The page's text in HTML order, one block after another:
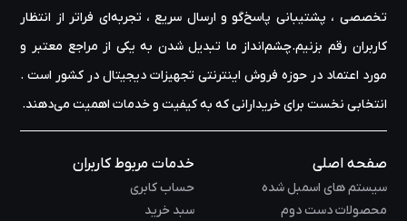
تخصصی ، پشتیبانی پاسخ‌گو و ارسال سریع ، تجربه‌ای فراتر از انتظار
کاربران رقم بزنیم.چشم‌انداز ما تبدیل شدن به یکی از مراجع معتبر و
مورد اعتماد در حوزه‌ فروش اینترنتی تجهیزات دیجیتال در کشور است .
انتخابی نخست برای خریدارانی که به کیفیت و خدمات اهمیت می‌دهند.
صفحه اصلی
سیستم های اسمبل شده
محصولات دست دوم
خدمات مربوط کاربران
حساب کابری
سبد خرید